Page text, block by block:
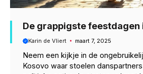
De grappigste feestdagen
Karin de Vliert maart 7, 2025
Neem een kijkje in de
Kosovo waar stoelen